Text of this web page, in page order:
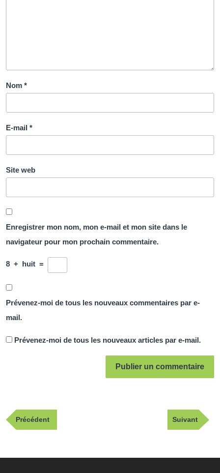
Nom *
E-mail *
Site web
Enregistrer mon nom, mon e-mail et mon site dans le
navigateur pour mon prochain commentaire.
8 + huit =
Prévenez-moi de tous les nouveaux commentaires par e-
mail.
Prévenez-moi de tous les nouveaux articles par e-mail.
Navigation
dePublication
précédente
Précédent
Article
suivant
Suivant